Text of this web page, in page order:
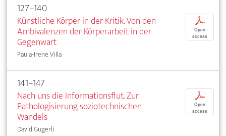
127–140
Künstliche Körper in der Kritik. Von den
Ambivalenzen der Körperarbeit in der
Gegenwart
Paula-Irene Villa
p
Open
access
141–147
Nach uns die Informationsflut. Zur
Pathologisierung soziotechnischen
Wandels
David Gugerli
p
Open
access